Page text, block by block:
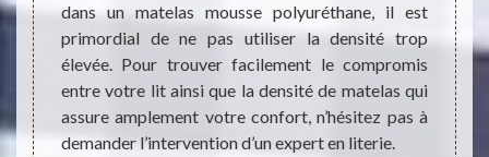
et
au-
aide
dans un matelas mousse polyuréthane, il est
primordial de ne pas utiliser la densité trop
élevée. Pour trouver facilement le compromis
entre votre lit ainsi que la densité de matelas qui
assure amplement votre confort, n’hésitez pas à
demander l’intervention d’un expert en literie.
aide
tous